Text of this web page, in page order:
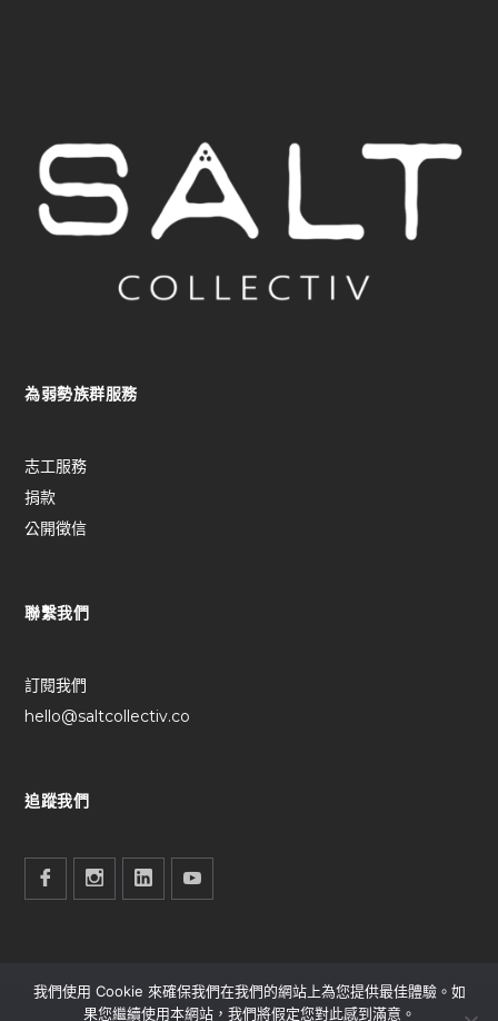
為弱勢族群服務
志工服務
捐款
公開徵信
聯繫我們
訂閱我們
hello@saltcollectiv.co
追蹤我們
我們使用 Cookie 來確保我們在我們的網站上為您提供最佳體驗。如
果您繼續使用本網站，我們將假定您對此感到滿意。